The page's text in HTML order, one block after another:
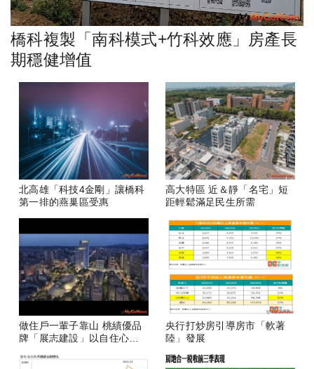
橋科複製「南科模式+竹科效應」房產長
期穩健增值
北高雄「科技4金剛」讓橋科
第一排的燕巢區受惠
高大特區 近＆靜「名宅」短
距輕鬆滿足民生所需
做住戶一輩子靠山 桃績優品
牌「展志建設」以自住心蓋
央行打炒房引導房市「軟著
陸」發展